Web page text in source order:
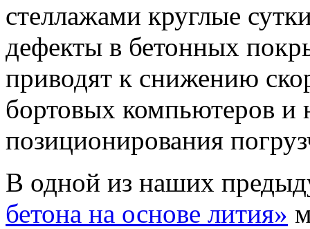
стеллажами круглые
дефекты в бетонных
приводят к снижению
бортовых компьютеров и
позиционирования
В одной из наших
бетона на основе лития»